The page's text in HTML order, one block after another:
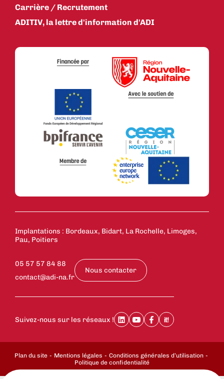
Carrière / Recrutement
ADITIV, la lettre d'information d'ADI
Implantations : Bordeaux, Bidart, La Rochelle, Limoges,
Pau, Poitiers
05 57 57 84 88
contact@adi-na.fr
Nous contacter
Suivez-nous sur les réseaux !
Plan du site Mentions légales
Conditions générales d’utilisation
Politique de confidentialité